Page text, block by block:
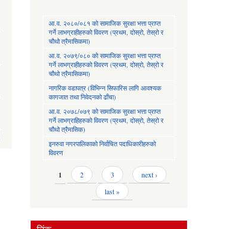
आ.व. २०८०/०८१ को सामाजिक सुरक्षा भत्ता प्राप्त
गर्ने लाभग्राहीहरुको विवरण (प्रथम, दोस्रो, तेस्रो र
चौथो त्रैमासिकमा)
आ.व. २०७९/०८० को सामाजिक सुरक्षा भत्ता प्राप्त
गर्ने लाभग्राहीहरुको विवरण (प्रथम, दोस्रो, तेस्रो र
चौथो त्रैमासिकमा)
नागरिक वडापत्र (विभिन्न सिफारिस लागि आवश्यक
कागजात तथा निवेदनको ढाँचा)
आ.व. २०७८/०७९ को सामाजिक सुरक्षा भत्ता प्राप्त
गर्ने लाभग्राहिहरुको विवरण (प्रथम, दोस्रो, तेस्रो र
चौथो त्रैमासिक)
इनरुवा नगरपालिकाको निर्वाचित पदाधिकारीहरुको
विवरण
Pages
1 2 3
next ›
last »